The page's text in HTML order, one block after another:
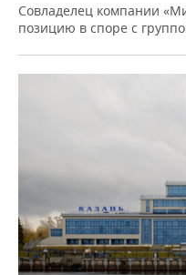
Совладелец компании
позицию в споре с